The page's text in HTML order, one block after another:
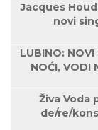
Jacques
novi
LUBINO: NOVI
NOĆI, VODI
Živa Voda
de/re/